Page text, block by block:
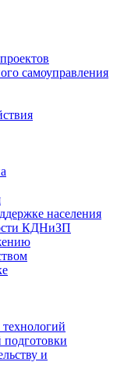
самоуправления
населения
КДНиЗП
и